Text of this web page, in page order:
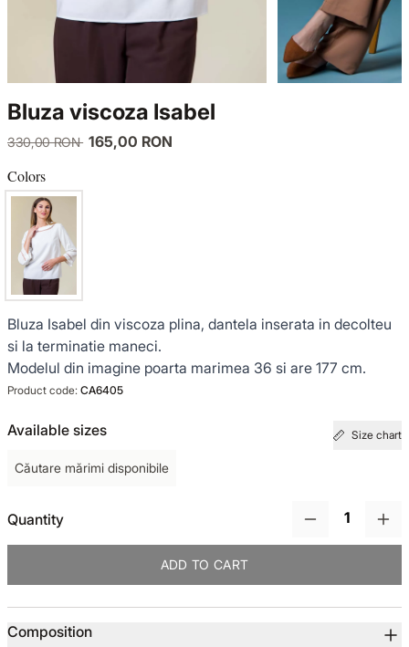
Bluza viscoza Isabel
330,00 RON 165,00 RON
Colors
Bluza Isabel din viscoza plina, dantela inserata in decolteu
si la terminatie maneci.
Modelul din imagine poarta marimea 36 si are 177 cm.
Product code: CA6405
Available sizes Size chart
Căutare mărimi disponibile
Quantity
ADD TO CART
Composition
KNITWEAR
COATS
TINUTE DE OCAZIE
NOUTĂȚI
PRODUSE DIN IN
GARDEROBA DE VACANTA
TOTUL DE LA -50%
COATS
JACKETS
VEZI TOATE REDUCERILE
SENSE LIMITED EDITION
BACK TO OFFICE